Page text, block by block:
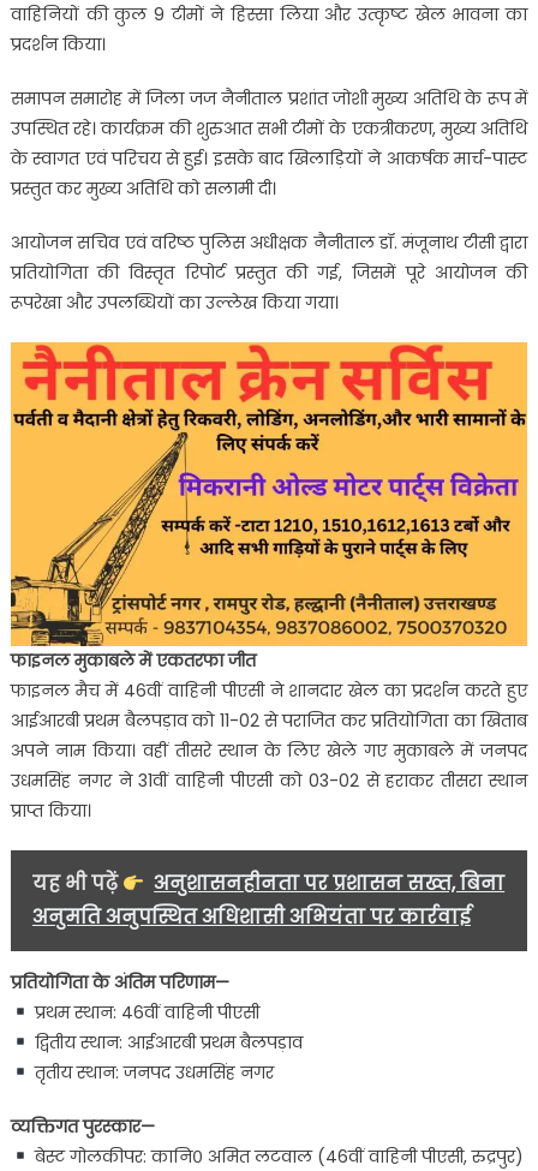
खेल
अनुशासन
का
दिखा
वाहिनियों की कुल 9 टीमों ने हिस्सा लिया और उत्कृष्ट खेल भावना का
प्रदर्शन किया।
समापन समारोह में जिला जज नैनीताल प्रशांत जोशी मुख्य अतिथि के रूप में
उपस्थित रहे। कार्यक्रम की शुरुआत सभी टीमों के एकत्रीकरण, मुख्य अतिथि
के स्वागत एवं परिचय से हुई। इसके बाद खिलाड़ियों ने आकर्षक मार्च-पास्ट
प्रस्तुत कर मुख्य अतिथि को सलामी दी।
आयोजन सचिव एवं वरिष्ठ पुलिस अधीक्षक नैनीताल डॉ. मंजूनाथ टीसी द्वारा
प्रतियोगिता की विस्तृत रिपोर्ट प्रस्तुत की गई, जिसमें पूरे आयोजन की
रूपरेखा और उपलब्धियों का उल्लेख किया गया।
फाइनल मुकाबले में एकतरफा जीत
फाइनल मैच में 46वीं वाहिनी पीएसी ने शानदार खेल का प्रदर्शन करते हुए
आईआरबी प्रथम बैलपड़ाव को 11-02 से पराजित कर प्रतियोगिता का खिताब
अपने नाम किया। वहीं तीसरे स्थान के लिए खेले गए मुकाबले में जनपद
उधमसिंह नगर ने 31वीं वाहिनी पीएसी को 03-02 से हराकर तीसरा स्थान
प्राप्त किया।
यह भी पढ़ें
अनुशासनहीनता पर प्रशासन सख्त, बिना
अनुमति अनुपस्थित अधिशासी अभियंता पर कार्रवाई
प्रतियोगिता के अंतिम परिणाम—
प्रथम स्थान: 46वीं वाहिनी पीएसी
द्वितीय स्थान: आईआरबी प्रथम बैलपड़ाव
तृतीय स्थान: जनपद उधमसिंह नगर
व्यक्तिगत पुरस्कार—
बेस्ट गोलकीपर: कानि० अमित लटवाल (46वीं वाहिनी पीएसी, रुद्रपुर)